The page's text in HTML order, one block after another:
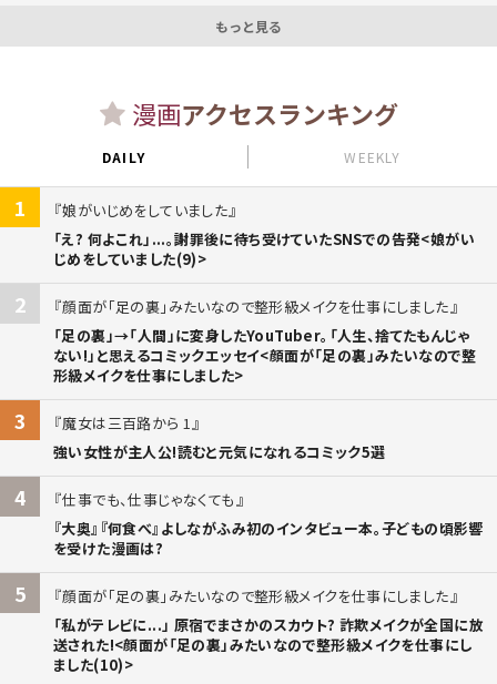
もっと見る
漫画アクセスランキング
DAILY WEEKLY
1
娘がいじめをしていました
「え? 何よこれ」...。謝罪後に待ち受けていたSNSでの告発<娘がい
じめをしていました(9)>
2
顔面が「足の裏」みたいなので整形級メイクを仕事にしました
「足の裏」→「人間」に変身したYouTuber。「人生、捨てたもんじゃ
ない!」と思えるコミックエッセイ<顔面が「足の裏」みたいなので整
形級メイクを仕事にしました>
3
魔女は三百路から 1
強い女性が主人公!読むと元気になれるコミック5選
4
仕事でも、仕事じゃなくても
『大奥』『何食べ』よしながふみ初のインタビュー本。子どもの頃影響
を受けた漫画は?
5
顔面が「足の裏」みたいなので整形級メイクを仕事にしました
「私がテレビに...」 原宿でまさかのスカウト? 詐欺メイクが全国に放
送された!<顔面が「足の裏」みたいなので整形級メイクを仕事にし
ました(10)>